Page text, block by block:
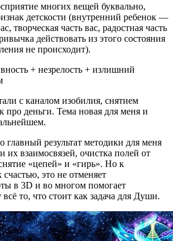
многих вещей буквально,
детскости (внутренний ребенок —
творческая часть вас, радостная часть
действовать из этого состояния
не происходит).
+ незрелость + излишний
с каналом изобилия, снятием
про деньги. Тема новая для меня и
главный результат методики для меня
взаимосвязей, очистка полей от
«цепей» и «гирь». Но к
это не отменяет
в 3D и во многом помогает
то, что стоит как задача для Души.